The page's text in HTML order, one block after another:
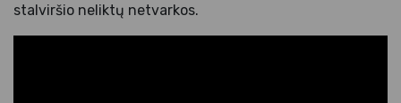
stalviršio neliktų netvarkos.